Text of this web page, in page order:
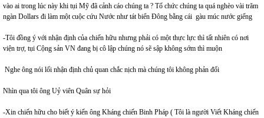
vào ai trong lúc này khi tụi Mỹ đã cảnh cáo chúng ta ? Tổ chức chúng ta quá nghèo vài trăm
ngàn Dollars đi làm một cuộc cứu Nước như tát biển Đông bằng cái gàu múc nước giếng
-Tôi đồng ý với nhận định của chiến hữu nhưng phải có một thực lực thì tất nhiên có nơi
viện trợ, tụi Cộng sản VN đang bị cô lập chúng nó sẽ sập không sớm thì muộn
Nghe ông nói lối nhận định chủ quan chắc nịch mà chúng tôi không phản đối
Nhìn qua tôi ông Uỷ viên Quân sự hỏi
-Xin chiến hữu cho biết ý kiến ông Kháng chiến Binh Pháp ( Tôi là người Viết Kháng chiến